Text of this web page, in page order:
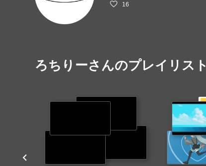
16
ろちりーさんのプレイリスト